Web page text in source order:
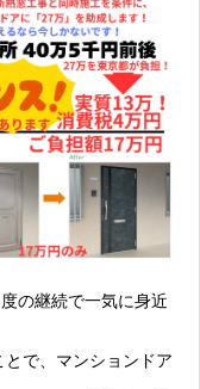
の継続で一気に身近
で、マンションドア